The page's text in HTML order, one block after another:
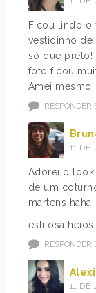
Ficou lindo o
vestidinho de
só que preto!
foto ficou
Amei mesmo!
RESPONDER
11 DE
Adorei o look
de um
martens haha
RESPONDER
11 DE